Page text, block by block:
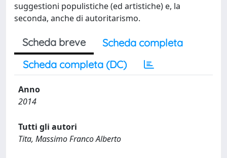
suggestioni populistiche (ed artistiche) e, la
seconda, anche di autoritarismo.
Scheda breve
Scheda completa
Scheda completa (DC)
Anno
2014
Tutti gli autori
Tita, Massimo Franco Alberto